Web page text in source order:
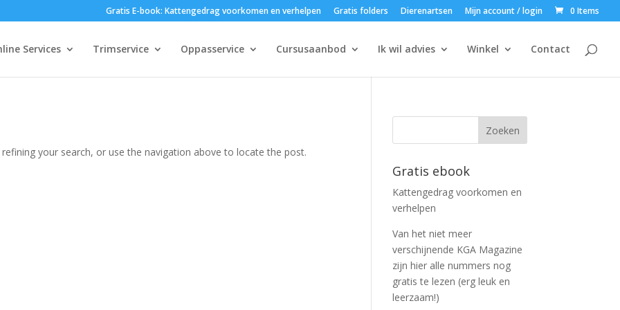
Gratis E-book: Kattengedrag voorkomen en verhelpen Gratis folders Dierenartsen Mijn account / login 0 Items
Services Trimservice Oppasservice Cursusaanbod Ik wil advies Winkel Contact
your search, or use the navigation above to locate the post.
Gratis ebook
Kattengedrag voorkomen en
verhelpen
Van het niet meer
verschijnende KGA Magazine
zijn hier alle nummers nog
gratis te lezen (erg leuk en
leerzaam!)